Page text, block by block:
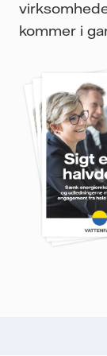
kommer i